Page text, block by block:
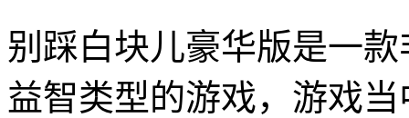
别踩白块儿豪华版是一
益智类型的游戏，游戏